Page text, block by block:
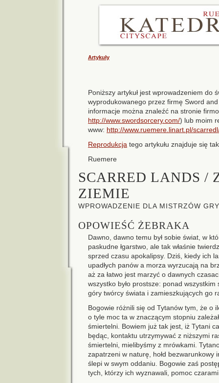
Artykuły
Poniższy artykuł jest wprowadzeniem do
wyprodukowanego przez firmę Sword
informacje można znaleźć na stronie
http://www.swordsorcery.com/) lub moim
www: http://www.ruemere.linart.pl/
Reprodukcja tego artykułu znajduje się
Ruemere
SCARRED LANDS /
ZIEMIE
WPROWADZENIE DLA MISTRZÓW GRY
OPOWIEŚĆ ŻEBRAKA
Dawno, dawno temu był sobie świat, w
paskudne łgarstwo, ale tak właśnie
sprzed czasu apokalipsy. Dziś, kiedy ich
upadłych panów a morza wyrzucają na
aż za łatwo jest marzyć o dawnych
wszystko było prostsze: ponad
góry twórcy świata i zamieszkujących go
Bogowie różnili się od Tytanów tym, że o
o tyle moc ta w znaczącym stopniu
śmiertelni. Bowiem już tak jest, iż Tytani
będąc, kontaktu utrzymywać z niższymi
śmiertelni, mielibyśmy z mrówkami.
zapatrzeni w naturę, hołd bezwarunkowy
ślepi w swym oddaniu. Bogowie zaś
tych, którzy ich wyznawali, pomoc